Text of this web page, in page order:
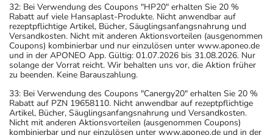
32: Bei Verwendung des Coupons "HP20" erhalten Sie 20 %
Rabatt auf viele Hansaplast-Produkte. Nicht anwendbar auf
rezeptpflichtige Artikel, Bücher, Säuglingsanfangsnahrung und
Versandkosten. Nicht mit anderen Aktionsvorteilen (ausgenommen
Coupons) kombinierbar und nur einzulösen unter www.aponeo.de
und in der APONEO App. Gültig: 01.07.2026 bis 31.08.2026. Nur
solange der Vorrat reicht. Wir behalten uns vor, die Aktion früher
zu beenden. Keine Barauszahlung.
33: Bei Verwendung des Coupons "Canergy20" erhalten Sie 20 %
Rabatt auf PZN 19658110. Nicht anwendbar auf rezeptpflichtige
Artikel, Bücher, Säuglingsanfangsnahrung und Versandkosten.
Nicht mit anderen Aktionsvorteilen (ausgenommen Coupons)
kombinierbar und nur einzulösen unter www.aponeo.de und in der